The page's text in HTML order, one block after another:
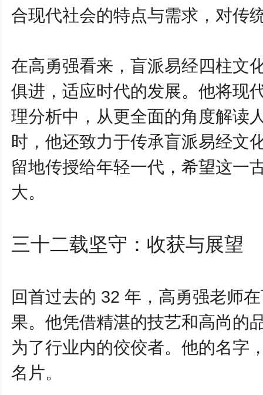
合现代社会的特点与需求，对传
在高勇强看来，盲派易经四柱文
俱进，适应时代的发展。他将现
理分析中，从更全面的角度解读
时，他还致力于传承盲派易经文
留地传授给年轻一代，希望这一
大。
三十二载坚守：收获与展望
回首过去的 32 年， 高勇强老师
果。他凭借精湛的技艺和高尚的
为了行业内的佼佼者。他的名字
名片。